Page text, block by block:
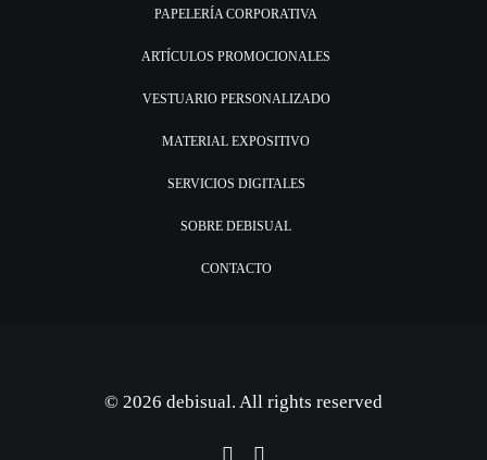
PAPELERÍA CORPORATIVA
ARTÍCULOS PROMOCIONALES
VESTUARIO PERSONALIZADO
MATERIAL EXPOSITIVO
SERVICIOS DIGITALES
SOBRE DEBISUAL
CONTACTO
© 2026 debisual. All rights reserved